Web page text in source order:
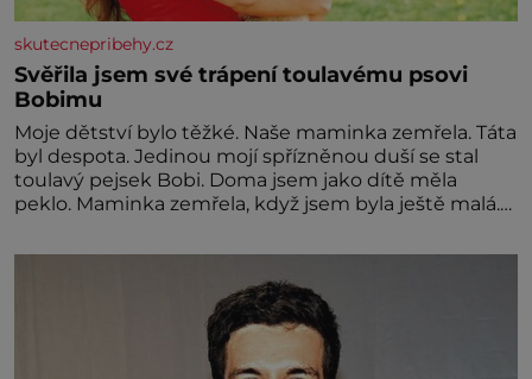
skutecnepribehy.cz
Svěřila jsem své trápení toulavému psovi
Bobimu
Moje dětství bylo těžké. Naše maminka zemřela. Táta
byl despota. Jedinou mojí spřízněnou duší se stal
toulavý pejsek Bobi. Doma jsem jako dítě měla
peklo. Maminka zemřela, když jsem byla ještě malá.
výplatu. Čtyři roky jsem chodila do školy u nás na